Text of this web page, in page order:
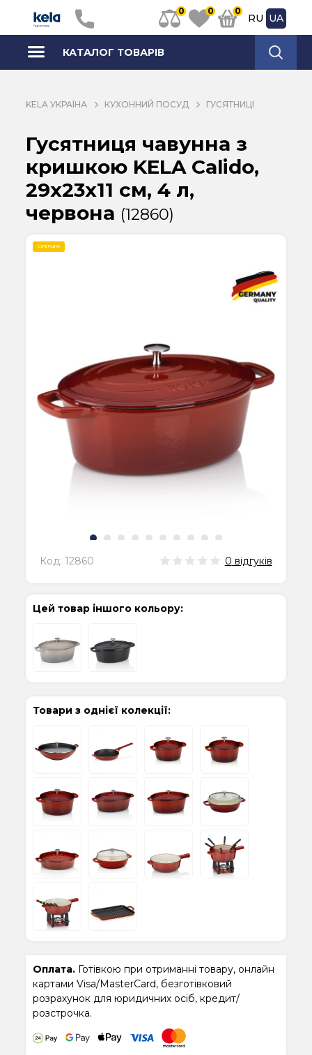
0 0 0
RU UA
КАТАЛОГ ТОВАРІВ
KELA УКРАЇНА КУХОННИЙ ПОСУД ГУСЯТНИЦІ
Гусятниця чавунна з
кришкою KELA Calido,
29х23х11 см, 4 л,
червона (12860)
СУПЕРЦІНА
Код:12860 0 відгуків
Цей товар іншого кольору:
Товари з однієї колекції:
Оплата. Готівкою при отриманні товару, онлайн
картами Visa/MasterCard, безготівковий
розрахунок для юридичних осіб, кредит/
розстрочка.